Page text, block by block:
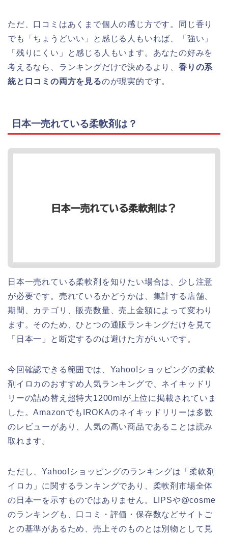
ただ、口コミはあくまで個人の感じ方です。同じ香り
でも「ちょうどいい」と感じる人もいれば、「強い」
「残りにくい」と感じる人もいます。あなたの好みを
考えるなら、ランキングだけで決めるより、 香りの系
統と口コミの両方を見るのが現実的です。
日本一売れている柔軟剤は？
日本一売れている柔軟剤を知りたい場合は、少し注意
が必要です。売れているかどうかは、集計する店舗、
期間、カテゴリ、販売数量、売上金額によって変わり
ます。そのため、ひとつの通販ランキングだけを見て
「日本一」と断定するのは避けた方がいいです。
今回確認できる範囲では、Yahoo!ショッピングの柔軟
剤イロカのおすすめ人気ランキングで、ネイキッドリ
リーの詰め替え超特大1200mlが上位に掲載されていま
した。AmazonでもIROKAのネイキッドリリーは多数
のレビューがあり、人気の高い商品であることは読み
取れます。
ただし、Yahoo!ショッピングのランキングは「柔軟剤
イロカ」に関するランキングであり、柔軟剤市場全体
の日本一を示すものではありません。LIPSや@cosme
のランキングも、口コミ・評価・保存数などサイトご
との基準があるため、売上そのものとは別物として見